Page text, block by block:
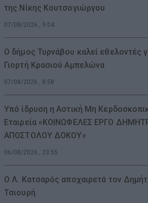
της Νίκης Κουτσογιώργου
07/08/2026 , 9:04
Ο δήμος Τυρνάβου καλεί εθελοντές
Γιορτή Κρασιού Αμπελώνα
07/08/2026 , 8:58
Υπό ίδρυση η Αστική Μη
Εταιρεία «ΚΟΙΝΩΦΕΛΕΣ ΕΡΓΟ
ΑΠΟΣΤΟΛΟΥ ΔΟΚΟΥ»
06/08/2026 , 23:55
Ο Λ. Κατσαρός αποχαιρετά τον
Τσιουρή